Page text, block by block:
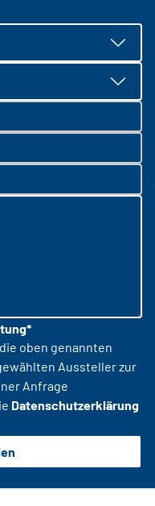
oben genannten
Aussteller zur
Anfrage
Datenschutzerklärung